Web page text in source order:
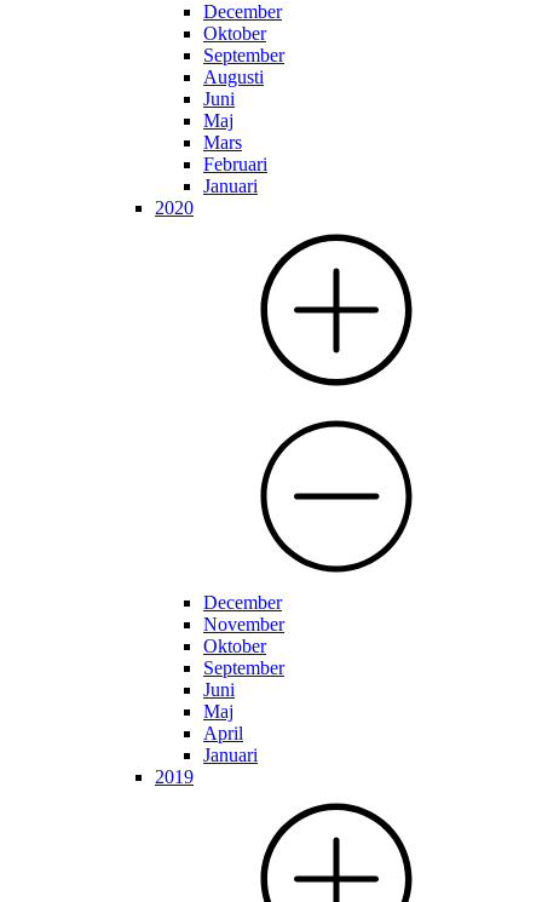
December
Oktober
September
Augusti
Juni
Maj
Mars
Februari
Januari
2020
December
November
Oktober
September
Juni
Maj
April
Januari
2019